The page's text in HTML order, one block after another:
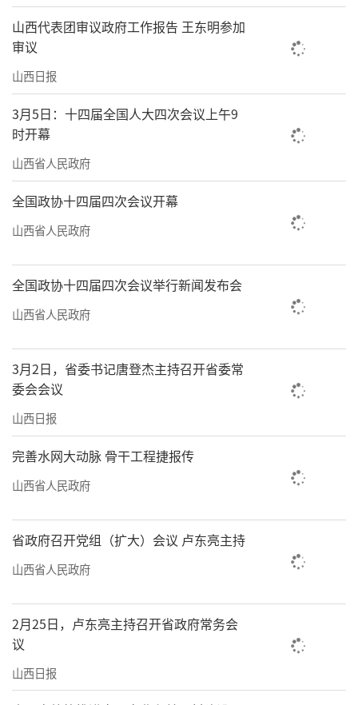
山西代表团审议政府工作报告 王东明参加
审议
山西日报
3月5日：十四届全国人大四次会议上午9
时开幕
山西省人民政府
全国政协十四届四次会议开幕
山西省人民政府
全国政协十四届四次会议举行新闻发布会
山西省人民政府
3月2日，省委书记唐登杰主持召开省委常
委会会议
山西日报
完善水网大动脉 骨干工程捷报传
山西省人民政府
省政府召开党组（扩大）会议 卢东亮主持
山西省人民政府
2月25日，卢东亮主持召开省政府常务会
议
山西日报